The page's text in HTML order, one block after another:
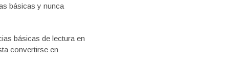
básicas y nunca
básicas de lectura en
convertirse en